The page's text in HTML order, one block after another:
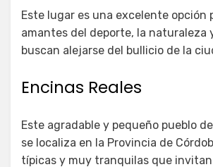
Este lugar es una excelente opción
amantes del deporte, la naturaleza
buscan alejarse del bullicio de la
Encinas Reales
Este agradable y pequeño pueblo
se localiza en la Provincia de
típicas y muy tranquilas que invitan